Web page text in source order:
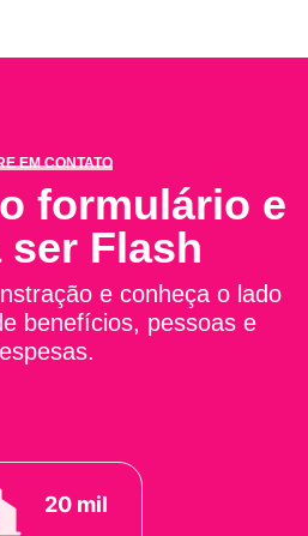
EM CONTATO
formulário e
ser Flash
e conheça o lado
benefícios, pessoas e
20 mil